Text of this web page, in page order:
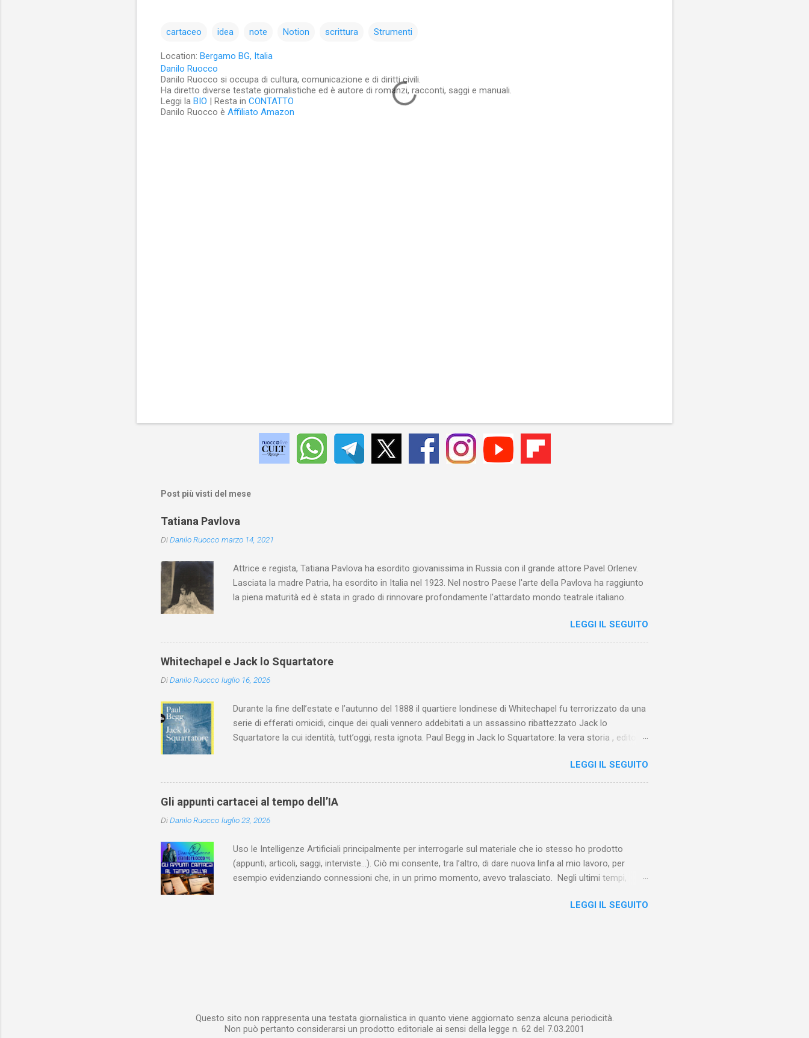
cartaceo idea note Notion scrittura Strumenti
Location: Bergamo BG, Italia
Danilo Ruocco
Danilo Ruocco si occupa di cultura, comunicazione e di diritti civili.
Ha diretto diverse testate giornalistiche ed è autore di romanzi, racconti, saggi e manuali.
Leggi la BIO | Resta in CONTATTO
Danilo Ruocco è Affiliato Amazon
Post più visti del mese
Tatiana Pavlova
DiDanilo Ruocco marzo 14, 2021
Attrice e regista, Tatiana Pavlova ha esordito giovanissima in Russia con il grande attore Pavel Orlenev.
Lasciata la madre Patria, ha esordito in Italia nel 1923. Nel nostro Paese l'arte della Pavlova ha raggiunto
la piena maturità ed è stata in grado di rinnovare profondamente l'attardato mondo teatrale italiano.
LEGGI IL SEGUITO
Whitechapel e Jack lo Squartatore
DiDanilo Ruocco luglio 16, 2026
Durante la fine dell’estate e l’autunno del 1888 il quartiere londinese di Whitechapel fu terrorizzato da una
serie di efferati omicidi, cinque dei quali vennero addebitati a un assassino ribattezzato Jack lo
Squartatore la cui identità, tutt’oggi, resta ignota. Paul Begg in Jack lo Squartatore: la vera storia , edito da
dedica anche (e, in alcuni capitoli, soprattutto) a ricostruire la storia di Whitechapel e del East End e a
ricapitolare le lotte intestine al Ministero dell’Interno. Ne esce un quadro davvero sconsolante:
l’architettura sociale dell'Inghilterra vittoriana era inverosimilmente classista, e al suo vertice c’era una
classe dominante che non aveva alcun interesse nei confronti delle classi subalterne. Non era
interessata a sapere quali fossero le reali condizioni di vita delle persone che abitavano nell’East End e
LEGGI IL SEGUITO
Gli appunti cartacei al tempo dell’IA
DiDanilo Ruocco luglio 23, 2026
Uso le Intelligenze Artificiali principalmente per interrogarle sul materiale che io stesso ho prodotto
(appunti, articoli, saggi, interviste…). Ciò mi consente, tra l’altro, di dare nuova linfa al mio lavoro, per
esempio evidenziando connessioni che, in un primo momento, avevo tralasciato. Negli ultimi tempi,
Notebook (già NotebookLM) e lo riempio con il materiale che ho già realizzato nel corso del tempo e che
LEGGI IL SEGUITO
Questo sito non rappresenta una testata giornalistica in quanto viene aggiornato senza alcuna periodicità.
Non può pertanto considerarsi un prodotto editoriale ai sensi della legge n. 62 del 7.03.2001